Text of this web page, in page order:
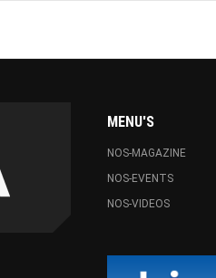
MENU'S
NOS-MAGAZINE
NOS-EVENTS
NOS-VIDEOS